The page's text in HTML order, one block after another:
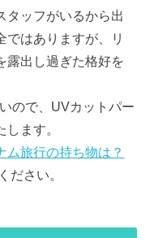
タッフがいるから出
ではありますが、リ
露出し過ぎた格好を
ので、UVカットパー
ます。
ム旅行の持ち物は？
ださい。